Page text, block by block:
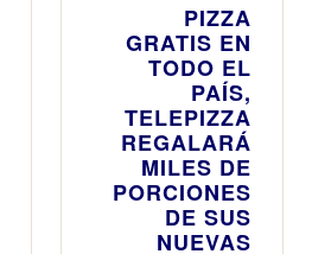
PIZZA
GRATIS EN
TODO EL
PAÍS,
TELEPIZZA
REGALARÁ
MILES DE
PORCIONES
DE SUS
NUEVAS